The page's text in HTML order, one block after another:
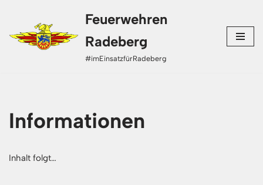
Zum
Inhalt
Feuerwehren
Radeberg
#imEinsatzfürRadeberg
Informationen
Inhalt folgt…